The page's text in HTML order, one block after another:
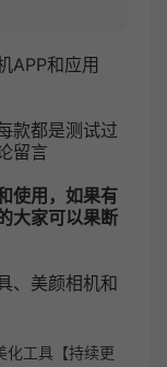
APP和应用
款都是测试过
留言
使用，如果有
大家可以果断
、美颜相机和